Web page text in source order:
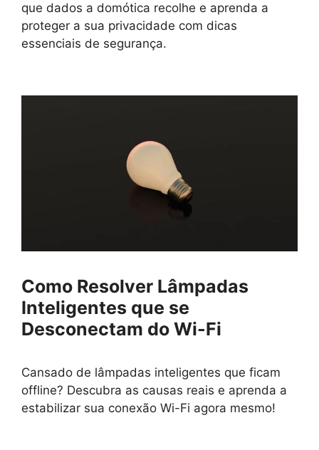
que dados a domótica recolhe e aprenda a
proteger a sua privacidade com dicas
essenciais de segurança.
Como Resolver Lâmpadas
Inteligentes que se
Desconectam do Wi-Fi
Cansado de lâmpadas inteligentes que ficam
offline? Descubra as causas reais e aprenda a
estabilizar sua conexão Wi-Fi agora mesmo!